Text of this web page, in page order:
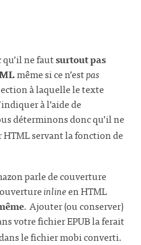
qu’il ne fautsurtout pas
même si ce n’estpas
à laquelle le texte
à l’aide de
déterminons donc qu’il ne
servant la fonction de
parle de couverture
inlineen HTML
. Ajouter (ou conserver)
votre fichier EPUB la ferait
le fichier mobi converti.